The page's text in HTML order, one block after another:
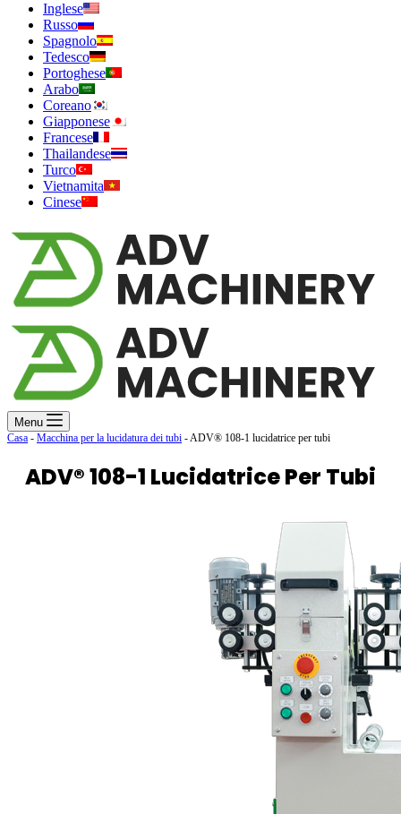
Inglese
Russo
Spagnolo
Tedesco
Portoghese
Arabo
Coreano
Giapponese
Francese
Thailandese
Turco
Vietnamita
Cinese
Menu
Casa - Macchina per la lucidatura dei tubi -ADV® 108-1 lucidatrice per tubi
ADV® 108-1 Lucidatrice Per Tubi